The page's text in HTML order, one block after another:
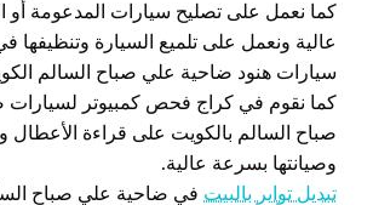
كما نعمل على تصليح سيارات المدعومة أو
عالية ونعمل على تلميع السيارة وتنظيفها
سيارات هنود ضاحية علي صباح السالم
كما نقوم في كراج فحص كمبيوتر لسيارات
صباح السالم بالكويت على قراءة الأعطال
وصيانتها بسرعة عالية.
تبديل تواير بالبيت في ضاحية علي صباح